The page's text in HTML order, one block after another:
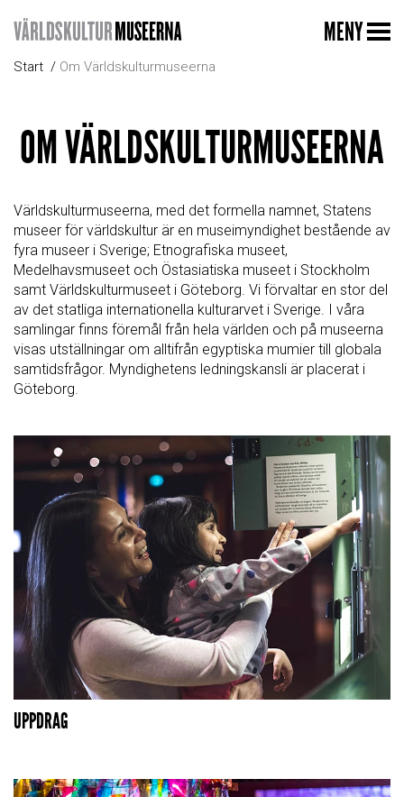
MENY
Start Om Världskulturmuseerna
OM VÄRLDSKULTURMUSEERNA
Världskulturmuseerna, med det formella namnet, Statens
museer för världskultur är en museimyndighet bestående av
fyra museer i Sverige; Etnografiska museet,
Medelhavsmuseet och Östasiatiska museet i Stockholm
samt Världskulturmuseet i Göteborg. Vi förvaltar en stor del
av det statliga internationella kulturarvet i Sverige. I våra
samlingar finns föremål från hela världen och på museerna
visas utställningar om alltifrån egyptiska mumier till globala
samtidsfrågor. Myndighetens ledningskansli är placerat i
Göteborg.
UPPDRAG